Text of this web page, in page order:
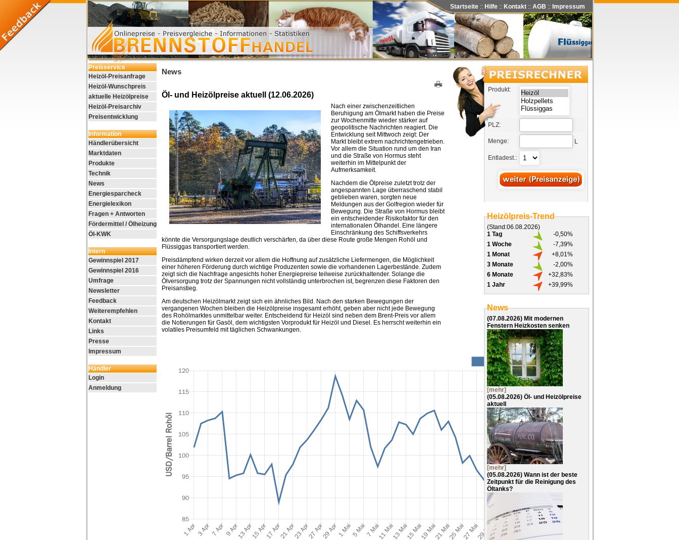
Startseite:: Hilfe:: Kontakt:: AGB :: Impressum
Preisservice
Heizöl-Preisanfrage
Heizöl-Wunschpreis
aktuelle Heizölpreise
Heizöl-Preisarchiv
Preisentwicklung
Information
Händlerübersicht
Marktdaten
Produkte
Technik
News
Energiesparcheck
Energielexikon
Fragen + Antworten
Fördermittel / Ölheizung
Öl-KWK
Intern
Gewinnspiel 2017
Gewinnspiel 2016
Umfrage
Newsletter
Feedback
Weiterempfehlen
Kontakt
Links
Presse
Impressum
Händler
Login
Anmeldung
News
Öl- und Heizölpreise aktuell (12.06.2026)
Nach einer zwischenzeitlichen
Beruhigung am Ölmarkt haben die Preise
zur Wochenmitte wieder stärker auf
geopolitische Nachrichten reagiert. Die
Entwicklung seit Mittwoch zeigt: Der
Markt bleibt extrem nachrichtengetrieben.
Vor allem die Situation rund um den Iran
und die Straße von Hormus steht
weiterhin im Mittelpunkt der
Aufmerksamkeit.
Nachdem die Ölpreise zuletzt trotz der
angespannten Lage überraschend stabil
geblieben waren, sorgten neue
Meldungen aus der Golfregion wieder für
Bewegung. Die Straße von Hormus bleibt
ein entscheidender Risikofaktor für den
internationalen Ölhandel. Eine längere
Einschränkung des Schiffsverkehrs
könnte die Versorgungslage deutlich verschärfen, da über diese Route große Mengen Rohöl und
Flüssiggas transportiert werden.
Preisdämpfend wirken derzeit vor allem die Hoffnung auf zusätzliche Liefermengen, die Möglichkeit
einer höheren Förderung durch wichtige Produzenten sowie die vorhandenen Lagerbestände. Zudem
zeigt sich die Nachfrage angesichts hoher Energiepreise teilweise zurückhaltender. Solange die
Ölversorgung trotz der Spannungen nicht vollständig unterbrochen ist, begrenzen diese Faktoren den
Preisanstieg.
Am deutschen Heizölmarkt zeigt sich ein ähnliches Bild. Nach den starken Bewegungen der
vergangenen Wochen bleiben die Heizölpreise insgesamt erhöht, geben aber nicht jede Bewegung
des Rohölmarktes unmittelbar weiter. Entscheidend für Heizöl sind neben dem Brent-Preis vor allem
die Notierungen für Gasöl, dem wichtigsten Vorprodukt für Heizöl und Diesel. Es herrscht weiterhin ein
volatiles Preisumfeld mit täglichen Schwankungen.
Produkt:
PLZ:
Menge: L
Entladest.:
Heizölpreis-Trend
(Stand:06.08.2026)
1 Tag
-0,50%
1 Woche
-7,39%
1 Monat
+8,01%
3 Monate
-2,00%
6 Monate
+32,83%
1 Jahr
+39,99%
News
(07.08.2026) Mit modernen
Fenstern Heizkosten senken
[mehr]
(05.08.2026) Öl- und Heizölpreise
aktuell
[mehr]
(05.08.2026) Wann ist der beste
Zeitpunkt für die Reinigung des
Öltanks?